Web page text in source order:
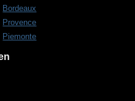
Bordeaux
Provence
Piemonte